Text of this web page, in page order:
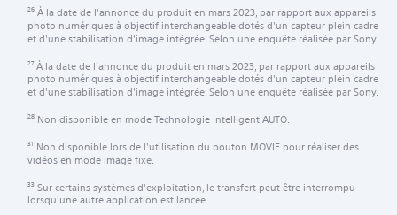
26 À la date de l'annonce du produit en mars 2023, par rapport aux appareils
photo numériques à objectif interchangeable dotés d'un capteur plein cadre
et d'une stabilisation d'image intégrée. Selon une enquête réalisée par Sony.
27À la date de l'annonce du produit en mars 2023, par rapport aux appareils
photo numériques à objectif interchangeable dotés d'un capteur plein cadre
et d'une stabilisation d'image intégrée. Selon une enquête réalisée par Sony.
28 Non disponible en mode Technologie Intelligent AUTO.
31 Non disponible lors de l'utilisation du bouton MOVIE pour réaliser des
vidéos en mode image fixe.
33 Sur certains systèmes d'exploitation, le transfert peut être interrompu
lorsqu'une autre application est lancée.